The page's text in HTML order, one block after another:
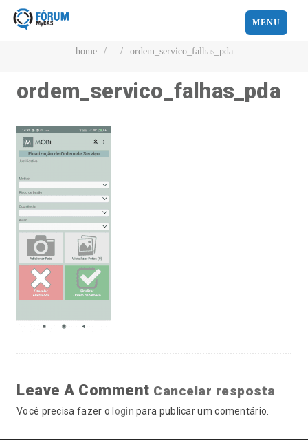
MENU
home / / ordem_servico_falhas_pda
ordem_servico_falhas_pda
Leave A Comment Cancelar resposta
Você precisa fazer o login para publicar um comentário.